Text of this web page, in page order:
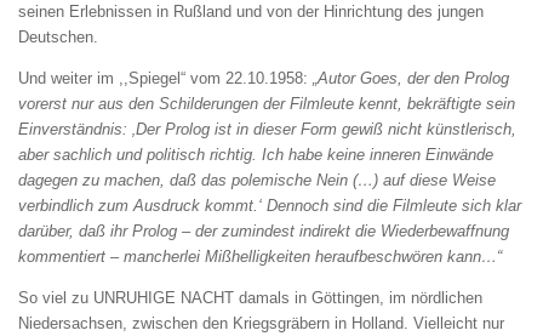
seinen Erlebnissen in Rußland und von der Hinrichtung des jungen
Deutschen.
Und weiter im ,,Spiegel“ vom 22.10.1958: „Autor Goes, der den Prolog
vorerst nur aus den Schilderungen der Filmleute kennt, bekräftigte sein
Einverständnis: ‚Der Prolog ist in dieser Form gewiß nicht künstlerisch,
aber sachlich und politisch richtig. Ich habe keine inneren Einwände
dagegen zu machen, daß das polemische Nein (…) auf diese Weise
verbindlich zum Ausdruck kommt.‘ Dennoch sind die Filmleute sich klar
darüber, daß ihr Prolog – der zumindest indirekt die Wiederbewaffnung
kommentiert – mancherlei Mißhelligkeiten heraufbeschwören kann…“
So viel zu UNRUHIGE NACHT damals in Göttingen, im nördlichen
Niedersachsen, zwischen den Kriegsgräbern in Holland. Vielleicht nur